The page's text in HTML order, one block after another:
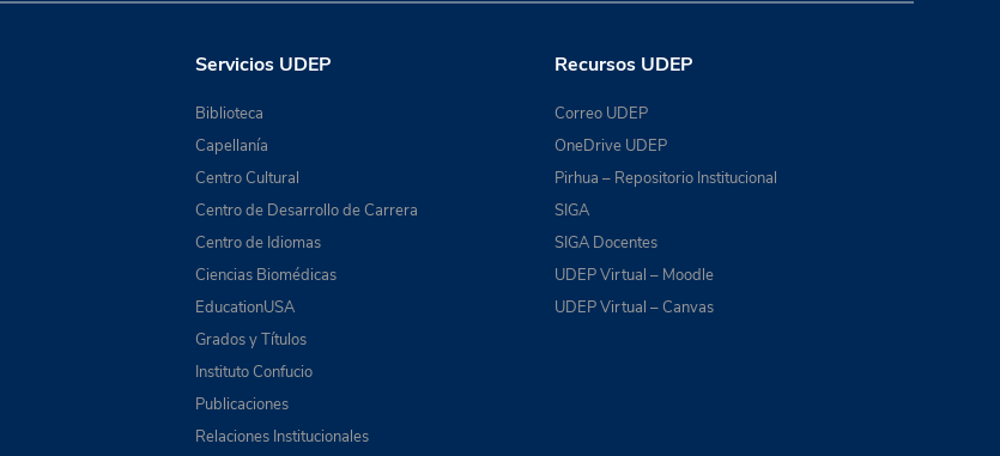
Servicios UDEP
Biblioteca
Capellanía
Centro Cultural
Centro de Desarrollo de Carrera
Centro de Idiomas
Ciencias Biomédicas
EducationUSA
Grados y Títulos
Instituto Confucio
Publicaciones
Relaciones Institucionales
Recursos UDEP
Correo UDEP
OneDrive UDEP
Pirhua – Repositorio Institucional
SIGA
SIGA Docentes
UDEP Virtual – Moodle
UDEP Virtual – Canvas